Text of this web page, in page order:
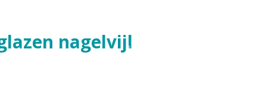
nagelvijl